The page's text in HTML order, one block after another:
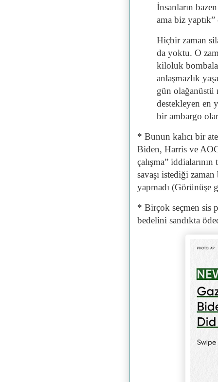
İnsanların
ama biz
Hiçbir zaman
da yoktu. O
kiloluk
anlaşmazlık
gün olağanüstü
destekleyen en
bir ambargo
* Bunun kalıcı bir
Biden, Harris ve
çalışma”
savaşı istediği
yapmadı (Görünüşe
* Birçok seçmen sis
bedelini sandıkta